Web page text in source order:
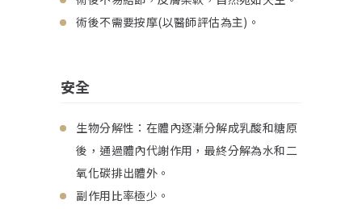
術後不需要按摩(以醫師評估為主)。
安全
生物分解性：在體內逐漸分解成乳酸和糖原
後，通過體內代謝作用，最終分解為水和二
氧化碳排出體外。
副作用比率極少。